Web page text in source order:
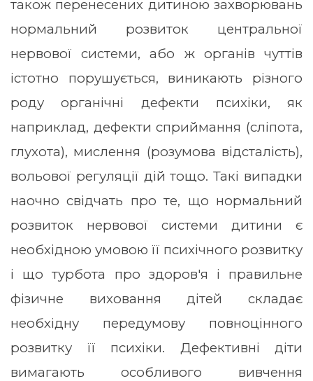
також перенесених дитиною захворювань
нормальний розвиток центральної
нервової системи, або ж органів чуттів
істотно порушується, виникають різного
роду органічні дефекти психіки, як
наприклад, дефекти сприймання (сліпота,
глухота), мислення (розумова відсталість),
вольової регуляції дій тощо. Такі випадки
наочно свідчать про те, що нормальний
розвиток нервової системи дитини є
необхідною умовою її психічного розвитку
і що турбота про здоров'я і правильне
фізичне виховання дітей складає
необхідну передумову повноцінного
розвитку її психіки. Дефективні діти
вимагають особливого вивчення